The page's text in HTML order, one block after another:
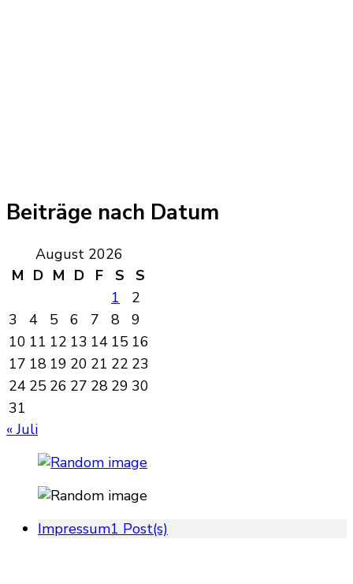
Beiträge nach Datum
August 2026
M D M D F S
S
1
2
3
4 5 6 7 8
9
10 11 12 13 14 15 16
17 18 19 20 21 22 23
24 25 26 27 28 29 30
31
« Juli
Impressum1 Post(s)